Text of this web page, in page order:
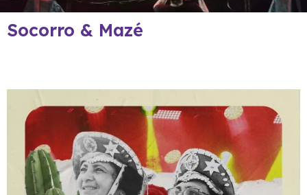
Socorro & Mazé